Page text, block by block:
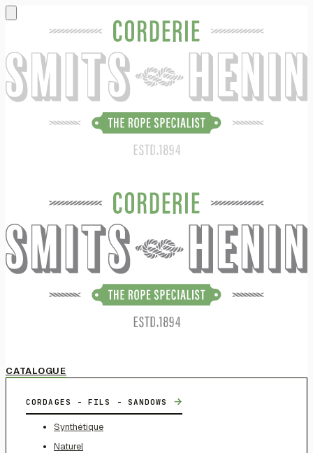
CATALOGUE
CORDAGES - FILS - SANDOWS →
Synthétique
Naturel